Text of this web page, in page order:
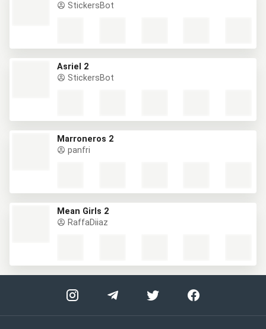
StickersBot
Asriel 2
StickersBot
Marroneros 2
panfri
Mean Girls 2
RaffaDiiaz